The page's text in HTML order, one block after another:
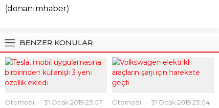
(donanımhaber)
BENZER KONULAR
Otomobil 31 Ocak 2019 23:07 Otomobil 31 Ocak 2019 23:04